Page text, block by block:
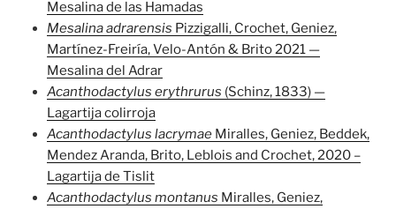
Mesalina de las Hamadas
Mesalina adrarensis Pizzigalli, Crochet, Geniez,
Martínez-Freiría, Velo-Antón & Brito 2021 —
Mesalina del Adrar
Acanthodactylus erythrurus (Schinz, 1833) —
Lagartija colirroja
Acanthodactylus lacrymaeMiralles, Geniez, Beddek,
Mendez Aranda, Brito, Leblois and Crochet, 2020 –
Lagartija de Tislit
Acanthodactylus montanus Miralles, Geniez,